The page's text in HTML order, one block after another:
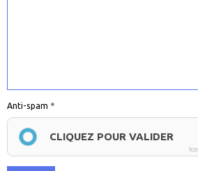
Anti-spam
CLIQUEZ POUR VALIDER